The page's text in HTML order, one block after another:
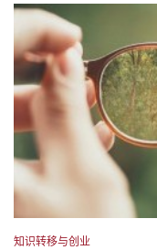
知识转移与创业